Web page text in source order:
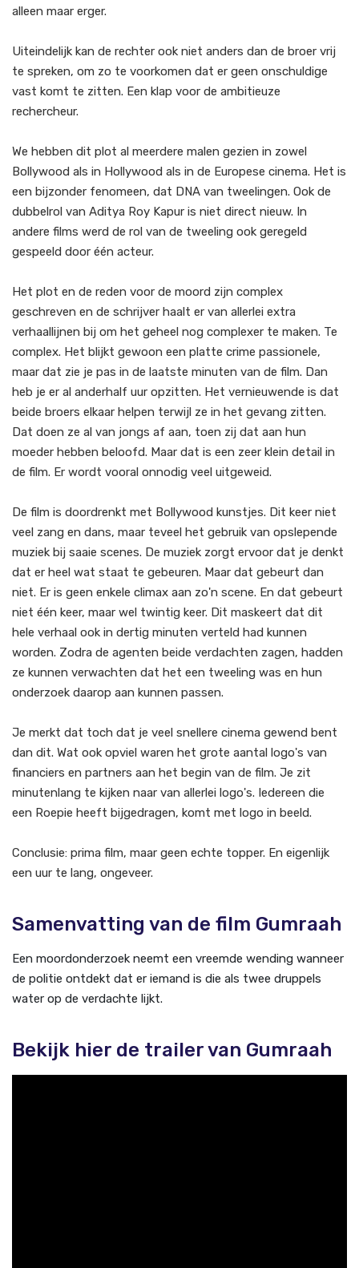
alleen maar erger.
Uiteindelijk kan de rechter ook niet anders dan de broer vrij
te spreken, om zo te voorkomen dat er geen onschuldige
vast komt te zitten. Een klap voor de ambitieuze
rechercheur.
We hebben dit plot al meerdere malen gezien in zowel
Bollywood als in Hollywood als in de Europese cinema. Het is
een bijzonder fenomeen, dat DNA van tweelingen. Ook de
dubbelrol van Aditya Roy Kapur is niet direct nieuw. In
andere films werd de rol van de tweeling ook geregeld
gespeeld door één acteur.
Het plot en de reden voor de moord zijn complex
geschreven en de schrijver haalt er van allerlei extra
verhaallijnen bij om het geheel nog complexer te maken. Te
complex. Het blijkt gewoon een platte crime passionele,
maar dat zie je pas in de laatste minuten van de film. Dan
heb je er al anderhalf uur opzitten. Het vernieuwende is dat
beide broers elkaar helpen terwijl ze in het gevang zitten.
Dat doen ze al van jongs af aan, toen zij dat aan hun
moeder hebben beloofd. Maar dat is een zeer klein detail in
de film. Er wordt vooral onnodig veel uitgeweid.
De film is doordrenkt met Bollywood kunstjes. Dit keer niet
veel zang en dans, maar teveel het gebruik van opslepende
muziek bij saaie scenes. De muziek zorgt ervoor dat je denkt
dat er heel wat staat te gebeuren. Maar dat gebeurt dan
niet. Er is geen enkele climax aan zo'n scene. En dat gebeurt
niet één keer, maar wel twintig keer. Dit maskeert dat dit
hele verhaal ook in dertig minuten verteld had kunnen
worden. Zodra de agenten beide verdachten zagen, hadden
ze kunnen verwachten dat het een tweeling was en hun
onderzoek daarop aan kunnen passen.
Je merkt dat toch dat je veel snellere cinema gewend bent
dan dit. Wat ook opviel waren het grote aantal logo's van
financiers en partners aan het begin van de film. Je zit
minutenlang te kijken naar van allerlei logo's. Iedereen die
een Roepie heeft bijgedragen, komt met logo in beeld.
Conclusie: prima film, maar geen echte topper. En eigenlijk
een uur te lang, ongeveer.
Samenvatting van de film Gumraah
Een moordonderzoek neemt een vreemde wending wanneer
de politie ontdekt dat er iemand is die als twee druppels
water op de verdachte lijkt.
Bekijk hier de trailer van Gumraah